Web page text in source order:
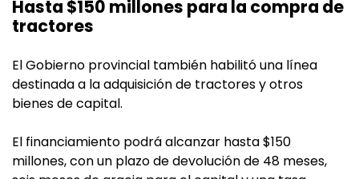
Hasta $150 millones para la compra de
tractores
El Gobierno provincial también habilitó una línea
destinada a la adquisición de tractores y otros
bienes de capital.
El financiamiento podrá alcanzar hasta $150
millones, con un plazo de devolución de 48 meses,